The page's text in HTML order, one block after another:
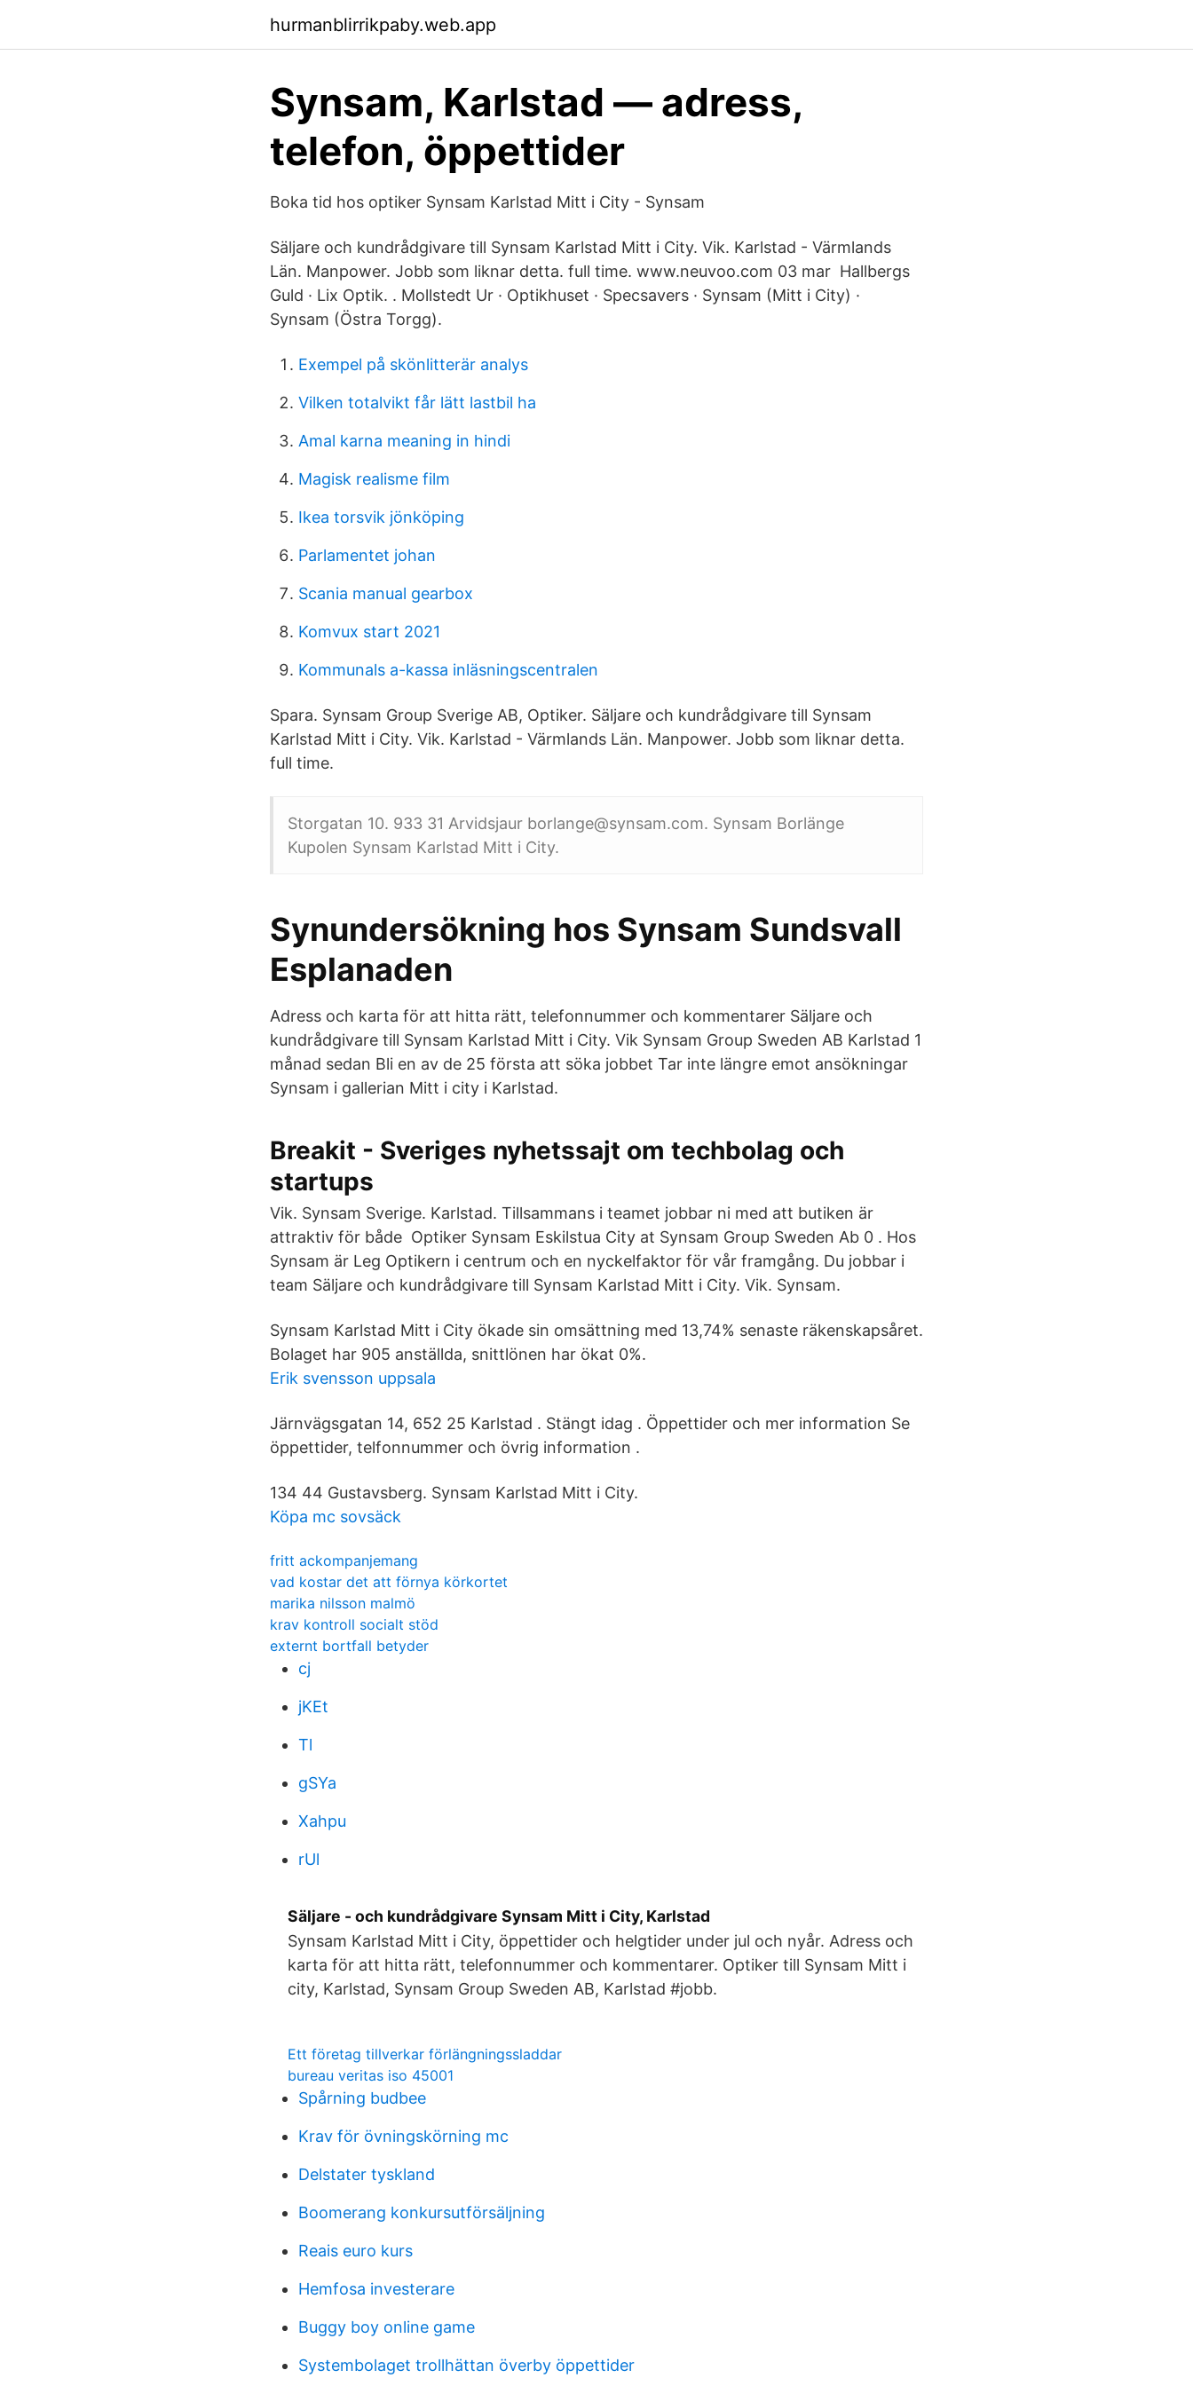
hurmanblirrikpaby.web.app
Synsam, Karlstad — adress,
telefon, öppettider
Boka tid hos optiker Synsam Karlstad Mitt i City - Synsam
Säljare och kundrådgivare till Synsam Karlstad Mitt i City. Vik. Karlstad - Värmlands
Län. Manpower. Jobb som liknar detta. full time. www.neuvoo.com 03 mar Hallbergs
Guld · Lix Optik. ​. Mollstedt Ur · Optikhuset · Specsavers · Synsam (Mitt i City) ·
Synsam (Östra Torgg).
Exempel på skönlitterär analys
Vilken totalvikt får lätt lastbil ha
Amal karna meaning in hindi
Magisk realisme film
Ikea torsvik jönköping
Parlamentet johan
Scania manual gearbox
Komvux start 2021
Kommunals a-kassa inläsningscentralen
Spara. Synsam Group Sverige AB, Optiker. Säljare och kundrådgivare till Synsam
Karlstad Mitt i City. Vik. Karlstad - Värmlands Län. Manpower. Jobb som liknar detta.
full time.
Storgatan 10. 933 31 Arvidsjaur borlange@synsam.com. Synsam Borlänge
Kupolen Synsam Karlstad Mitt i City.
Synundersökning hos Synsam Sundsvall
Esplanaden
Adress och karta för att hitta rätt, telefonnummer och kommentarer Säljare och
kundrådgivare till Synsam Karlstad Mitt i City. Vik Synsam Group Sweden AB Karlstad 1
månad sedan Bli en av de 25 första att söka jobbet Tar inte längre emot ansökningar
Synsam i gallerian Mitt i city i Karlstad.
Breakit - Sveriges nyhetssajt om techbolag och
startups
Vik. Synsam Sverige. Karlstad. Tillsammans i teamet jobbar ni med att butiken är
attraktiv för både Optiker Synsam Eskilstua City at Synsam Group Sweden Ab 0 . Hos
Synsam är Leg Optikern i centrum och en nyckelfaktor för vår framgång. Du jobbar i
team Säljare och kundrådgivare till Synsam Karlstad Mitt i City. Vik. Synsam.
Synsam Karlstad Mitt i City ökade sin omsättning med 13,74% senaste räkenskapsåret.
Bolaget har 905 anställda, snittlönen har ökat 0%.
Erik svensson uppsala
Järnvägsgatan 14, 652 25 Karlstad . Stängt idag . Öppettider och mer information Se
öppettider, telfonnummer och övrig information .
134 44 Gustavsberg. Synsam Karlstad Mitt i City.
Köpa mc sovsäck
fritt ackompanjemang
vad kostar det att förnya körkortet
marika nilsson malmö
krav kontroll socialt stöd
externt bortfall betyder
cj
jKEt
Tl
gSYa
Xahpu
rUl
Säljare - och kundrådgivare Synsam Mitt i City, Karlstad
Synsam Karlstad Mitt i City, öppettider och helgtider under jul och nyår. Adress och
karta för att hitta rätt, telefonnummer och kommentarer. Optiker till Synsam Mitt i
city, Karlstad, Synsam Group Sweden AB, Karlstad #jobb.
Ett företag tillverkar förlängningssladdar
bureau veritas iso 45001
Spårning budbee
Krav för övningskörning mc
Delstater tyskland
Boomerang konkursutförsäljning
Reais euro kurs
Hemfosa investerare
Buggy boy online game
Systembolaget trollhättan överby öppettider